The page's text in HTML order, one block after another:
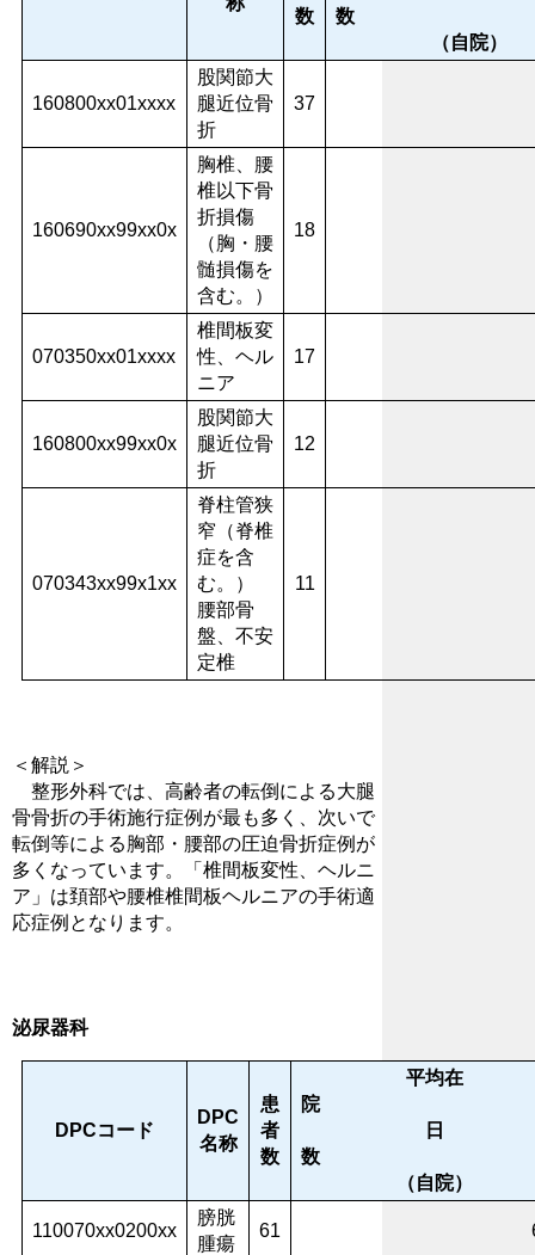
数
（自院）
160800xx01xxxx
股関節大
腿近位骨
折
37
160690xx99xx0x
胸椎、腰
椎以下骨
折損傷
（胸・腰
髄損傷を
含む。）
18
070350xx01xxxx
椎間板変
性、ヘル
ニア
17
160800xx99xx0x
股関節大
腿近位骨
折
12
070343xx99x1xx
脊柱管狭
窄（脊椎
症を含
む。）
腰部骨
盤、不安
定椎
11
＜解説＞
整形外科では、高齢者の転倒による大腿
骨骨折の手術施行症例が最も多く、次いで
転倒等による胸部・腰部の圧迫骨折症例が
多くなっています。「椎間板変性、ヘルニ
ア」は頚部や腰椎椎間板ヘルニアの手術適
応症例となります。
泌尿器科
DPCコード
DPC
名称
患
者
数
平均在
日
（自院）
110070xx0200xx
膀胱
腫瘍
61